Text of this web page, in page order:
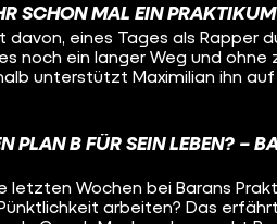
SCHON MAL EIN
davon, eines Tages als Rapper
noch ein langer Weg und
unterstützt Maximilian ihn auf
dass er das Praktikum wirklich
es mit ihm weitergeht, seht ihr
YouTube.
PLAN B FÜR SEIN LEBEN? –
letzten Wochen bei Barans
arbeiten? Das